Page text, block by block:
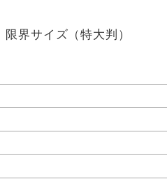
限界サイズ（特大判）